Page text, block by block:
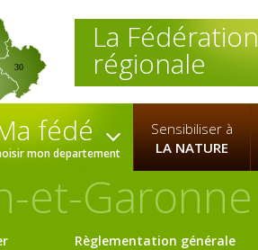
La Fédération
régionale
30
fédé
mon departement
Sensibiliser à
LA NATURE
et-Garonne
Règlementation générale